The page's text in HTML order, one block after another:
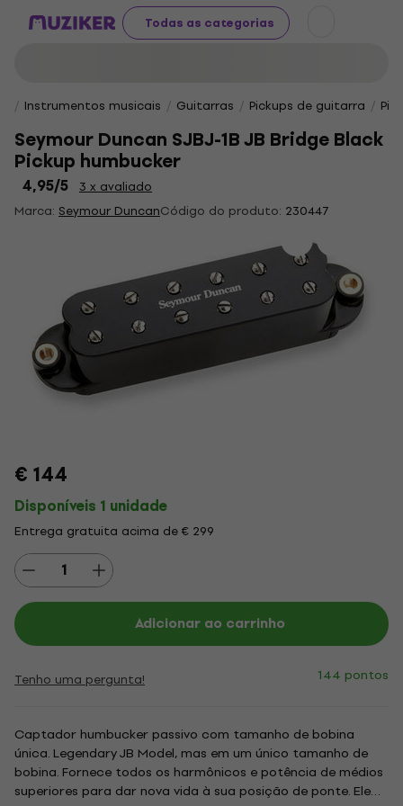
Todas as categorias
Instrumentos musicais Guitarras Pickups de guitarra
Seymour Duncan SJBJ-1B JB Bridge Black
Pickup humbucker
4,95/5
3 x avaliado
Marca: Seymour DuncanCódigo do produto: 230447
€ 144
Disponíveis 1 unidade
Entrega gratuita acima de € 299
Adicionar ao carrinho
Tenho uma pergunta! 144 pontos
Captador humbucker passivo com tamanho de bobina
única. Legendary JB Model, mas em um único tamanho de
bobina. Fornece todos os harmônicos e potência de médios
superiores para dar nova vida à sua posição de ponte. Ele